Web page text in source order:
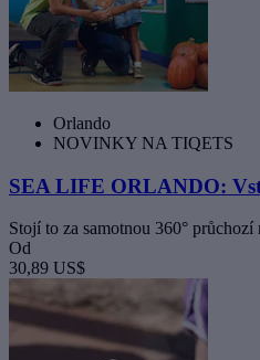
Orlando
NOVINKY NA TIQETS
SEA LIFE ORLANDO:
Stojí to za samotnou 360°
Od
30,89 US$